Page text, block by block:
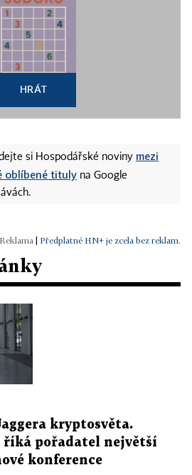
HRÁT
si Hospodářské noviny mezi
oblíbené tituly na Google
Předplatné HN+ je zcela bez reklam.
kryptosvěta.
říká pořadatel největší
konference